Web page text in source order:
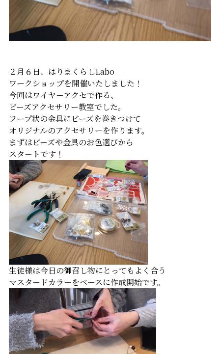
２月６日、はりまくらしLabo
ワークショップを開催いたしました！
今回はワイヤーアクセで作る、
ビーズアクセサリー教室でした。
フープ状の金具にビーズを巻きつけて
オリジナルのアクセサリーを作ります。
まずはビーズや金具のお色選びから
スタートです！
生徒様は今日の御召し物にとってもよく合う
マスタードカラーをベースに作成開始です。